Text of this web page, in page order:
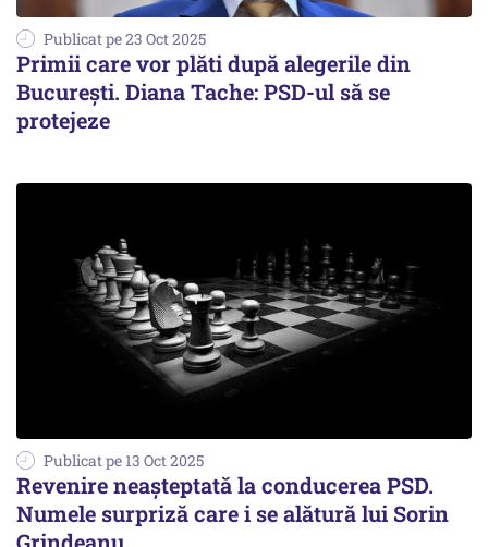
Publicat pe 23 Oct 2025
Primii care vor plăti după alegerile din
București. Diana Tache: PSD-ul să se
protejeze
Publicat pe 13 Oct 2025
Revenire neașteptată la conducerea PSD.
Numele surpriză care i se alătură lui Sorin